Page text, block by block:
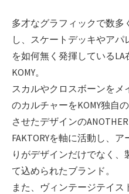
多才なグラフィックで数多
し、スケートデッキやア
を如何無く発揮しているLA
KOMY。
スカルやクロスボーンをメ
のカルチャーをKOMY独自
させたデザインの
FAKTORYを軸に活動し、
りがデザインだけでなく
て込められたブランド。
また、ヴィンテージテイス